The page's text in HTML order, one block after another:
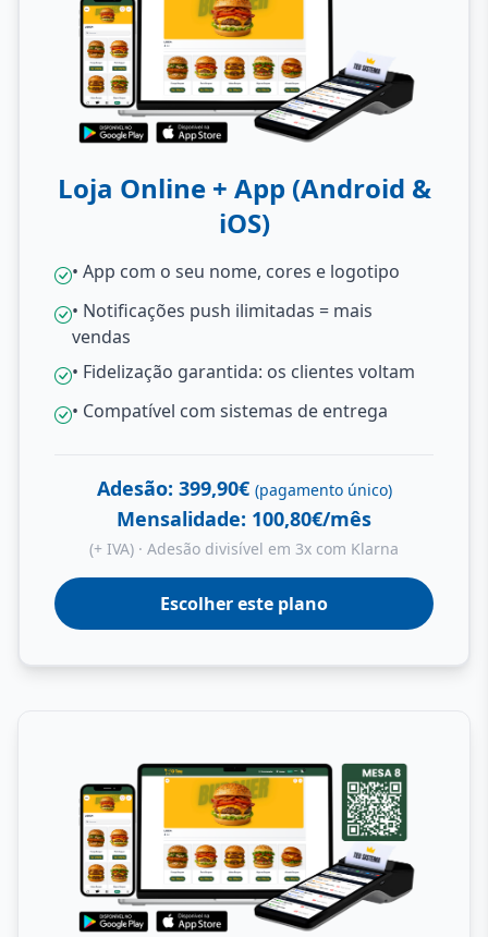
Loja Online + App (Android &
iOS)
• App com o seu nome, cores e logotipo
• Notificações push ilimitadas = mais
vendas
• Fidelização garantida: os clientes voltam
• Compatível com sistemas de entrega
Adesão: 399,90€ (pagamento único)
Mensalidade: 100,80€/mês
(+ IVA) · Adesão divisível em 3x com Klarna
Escolher este plano